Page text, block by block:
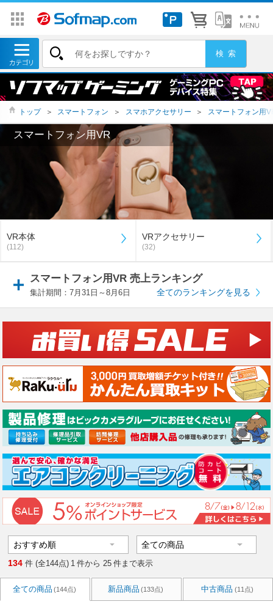
トップ ＞ スマートフォン ＞ スマホアクセサリー ＞ スマートフォン用
スマートフォン用VR
VR本体
(112)
VRアクセサリー
(32)
スマートフォン用VR 売上ランキング
集計期間：7月31日～8月6日 全てのランキングを見る
134 件 (全144点) 1 件から 25 件まで表示
全ての商品 (144点) 新品商品 (133点) 中古商品 (11点)